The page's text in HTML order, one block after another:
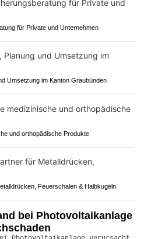
für Private und Unternehmen
Umsetzung im Kanton Graubünden
und orthopädische Produkte
Feuerschalen & Halbkugeln
bei Photovoltaikanlage